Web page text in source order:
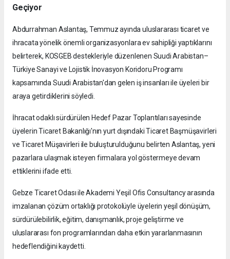
Geçiyor
Abdurrahman Aslantaş, Temmuz ayında uluslararası ticaret ve
ihracata yönelik önemli organizasyonlara ev sahipliği yaptıklarını
belirterek, KOSGEB destekleriyle düzenlenen Suudi Arabistan–
Türkiye Sanayi ve Lojistik İnovasyon Koridoru Programı
kapsamında Suudi Arabistan'dan gelen iş insanları ile üyeleri bir
araya getirdiklerini söyledi.
İhracat odaklı sürdürülen Hedef Pazar Toplantıları sayesinde
üyelerin Ticaret Bakanlığı'nın yurt dışındaki Ticaret Başmüşavirleri
ve Ticaret Müşavirleri ile buluşturulduğunu belirten Aslantaş, yeni
pazarlara ulaşmak isteyen firmalara yol göstermeye devam
ettiklerini ifade etti.
Gebze Ticaret Odası ile Akademi Yeşil Ofis Consultancy arasında
imzalanan çözüm ortaklığı protokolüyle üyelerin yeşil dönüşüm,
sürdürülebilirlik, eğitim, danışmanlık, proje geliştirme ve
uluslararası fon programlarından daha etkin yararlanmasının
hedeflendiğini kaydetti.